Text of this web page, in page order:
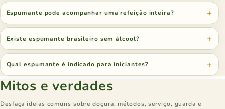
Espumante pode acompanhar uma refeição inteira?
Existe espumante brasileiro sem álcool?
Qual espumante é indicado para iniciantes?
Mitos e verdades
Desfaça ideias comuns sobre doçura, métodos, serviço, guarda e